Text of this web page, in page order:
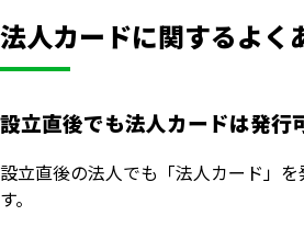
法人カードに関するよく
設立直後でも法人カードは発行
設立直後の法人でも「法人カード」
す。